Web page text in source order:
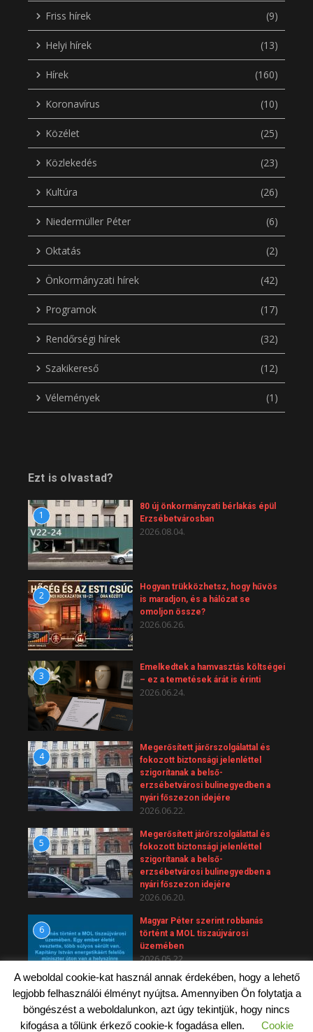
Friss hírek (9)
Helyi hírek (13)
Hírek (160)
Koronavírus (10)
Közélet (25)
Közlekedés (23)
Kultúra (26)
Niedermüller Péter (6)
Oktatás (2)
Önkormányzati hírek (42)
Programok (17)
Rendőrségi hírek (32)
Szakikereső (12)
Vélemények (1)
Ezt is olvastad?
1
80 új önkormányzati bérlakás épül
Erzsébetvárosban
2026.08.04.
2
Hogyan trükközhetsz, hogy hűvös
is maradjon, és a hálózat se
omoljon össze?
2026.06.26.
3
Emelkedtek a hamvasztás költségei
– ez a temetések árát is érinti
2026.06.24.
4
Megerősített járőrszolgálattal és
fokozott biztonsági jelenléttel
szigorítanak a belső-
erzsébetvárosi bulinegyedben a
nyári főszezon idejére
2026.06.22.
5
Megerősített járőrszolgálattal és
fokozott biztonsági jelenléttel
szigorítanak a belső-
erzsébetvárosi bulinegyedben a
nyári főszezon idejére
2026.06.20.
6
Magyar Péter szerint robbanás
történt a MOL tiszaújvárosi
üzemében
2026.05.22.
A weboldal cookie-kat használ annak érdekében, hogy a lehető
legjobb felhasználói élményt nyújtsa. Amennyiben Ön folytatja a
böngészést a weboldalunkon, azt úgy tekintjük, hogy nincs
kifogása a tőlünk érkező cookie-k fogadása ellen.
Cookie